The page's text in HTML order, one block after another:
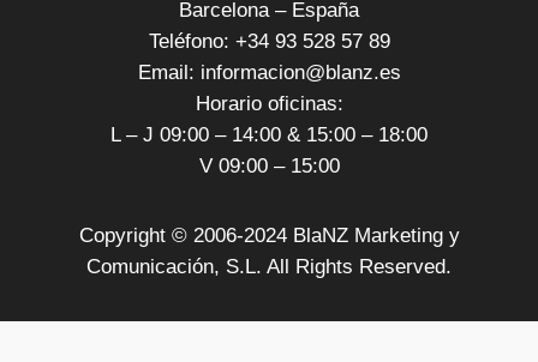
Barcelona – España
Teléfono: +34 93 528 57 89
Email: informacion@blanz.es
Horario oficinas:
L – J 09:00 – 14:00 & 15:00 – 18:00
V 09:00 – 15:00
Copyright © 2006-2024 BlaNZ Marketing y
Comunicación, S.L. All Rights Reserved.